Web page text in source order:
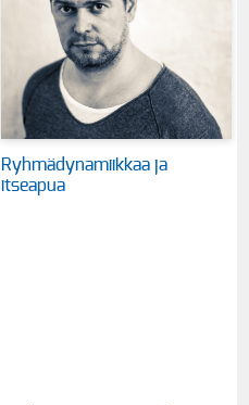
Ryhmädynamiikkaa ja
itseapua